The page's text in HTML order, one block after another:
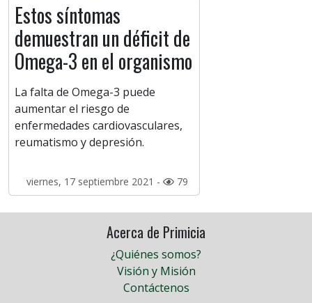
Estos síntomas
demuestran un déficit de
Omega-3 en el organismo
La falta de Omega-3 puede
aumentar el riesgo de
enfermedades cardiovasculares,
reumatismo y depresión.
viernes, 17 septiembre 2021 - 79
Acerca de Primicia
¿Quiénes somos?
Visión y Misión
Contáctenos